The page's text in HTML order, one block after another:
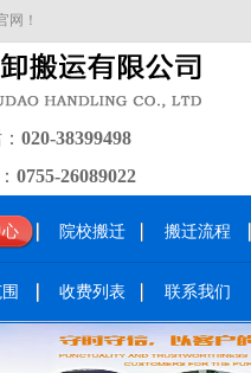
网！
020-38399498
0755-26089022
院校搬迁 搬迁流程
收费列表 联系我们